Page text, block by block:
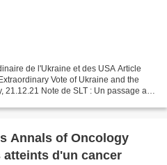
de l'Ukraine et des USA Article
Vote of Ukraine and the
21.12.21 Note de SLT : Un passage a
Annals of Oncology
atteints d'un cancer